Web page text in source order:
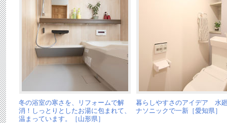
冬の浴室の寒さを、リフォームで解
消！しっとりとしたお湯に包まれて、
温まっています。［山形県］
暮らしやすさのアイデア 水
ナソニックで一新［愛知県］